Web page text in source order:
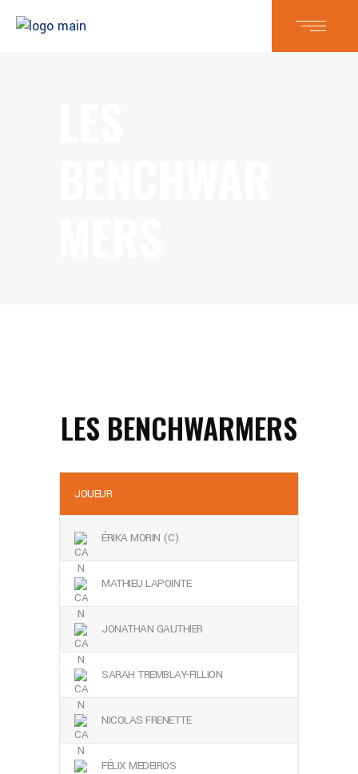
LES BENCHWARMERS
JOUEUR
ÉRIKA MORIN (C)
MATHIEU LAPOINTE
JONATHAN GAUTHIER
SARAH TREMBLAY-FILLION
NICOLAS FRENETTE
FÉLIX MEDEIROS